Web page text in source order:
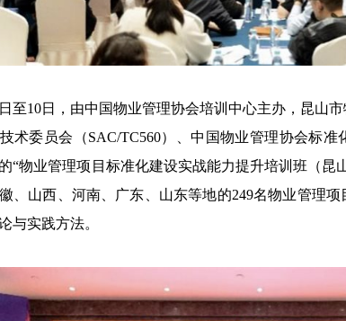
至10日，由中国物业管理协会培训中心主办，昆山
术委员会（SAC/TC560）、中国物业管理协会标
“物业管理项目标准化建设实战能力提升培训班（昆
、山西、河南、广东、山东等地的249名物业管理
与实践方法。